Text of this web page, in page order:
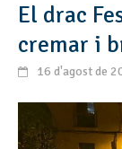
El drac
cremar i
16 d'agost de